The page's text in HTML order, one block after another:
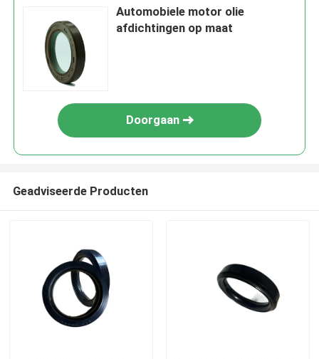
Automobiele motor olie
afdichtingen op maat
Doorgaan
Geadviseerde Producten